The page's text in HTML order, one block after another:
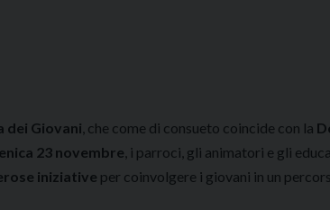
dei Giovani , che come di consueto coincide con la
23 novembre , i parroci, gli animatori e gli
iniziative per coinvolgere i giovani in un